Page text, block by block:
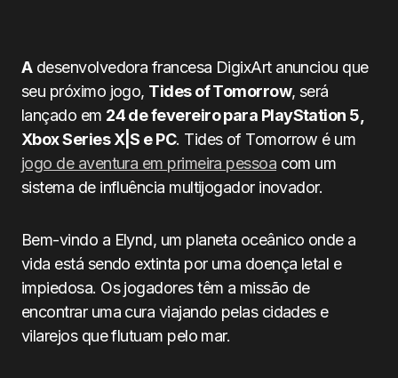
Adesenvolvedora francesa DigixArt anunciou que
seu próximo jogo, Tides of Tomorrow, será
lançado em 24 de fevereiro para PlayStation 5,
Xbox Series X|S e PC. Tides of Tomorrow é um
jogo de aventura em primeira pessoa com um
sistema de influência multijogador inovador.
Bem-vindo a Elynd, um planeta oceânico onde a
vida está sendo extinta por uma doença letal e
impiedosa. Os jogadores têm a missão de
encontrar uma cura viajando pelas cidades e
vilarejos que flutuam pelo mar.